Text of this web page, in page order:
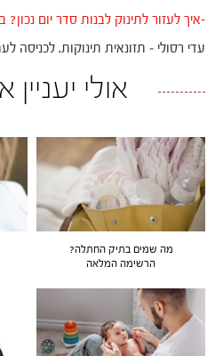
-איך לעזור לתינוק לבנות סדר יום
עדי רסולי – תזונאית תינוקות. לכניסה
אולי
מה שמים בתיק החתלה?
הרשימה המלאה